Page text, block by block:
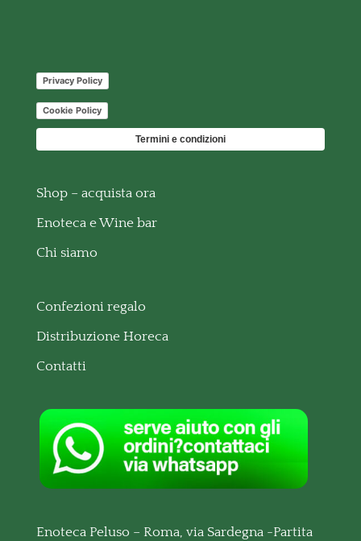
Privacy Policy
Cookie Policy
Termini e condizioni
Shop – acquista ora
Enoteca e Wine bar
Chi siamo
Confezioni regalo
Distribuzione Horeca
Contatti
Enoteca Peluso – Roma, via Sardegna -Partita